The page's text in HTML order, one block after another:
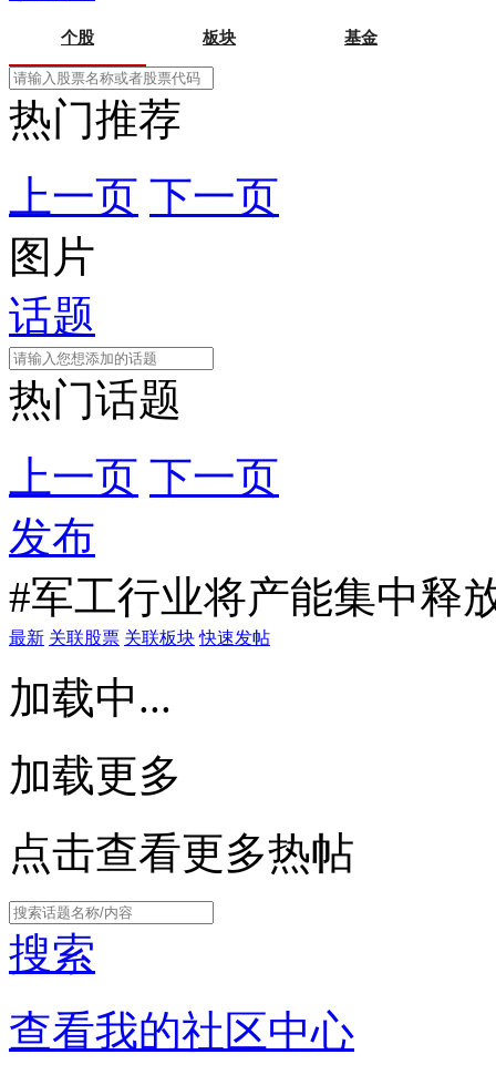
个股 板块 基金
热门推荐
上一页 下一页
图片
话题
热门话题
上一页 下一页
发布
#军工行业将产能集中释
最新 关联股票 关联板块 快速发帖
加载中...
加载更多
点击查看更多热帖
搜索
查看我的社区中心